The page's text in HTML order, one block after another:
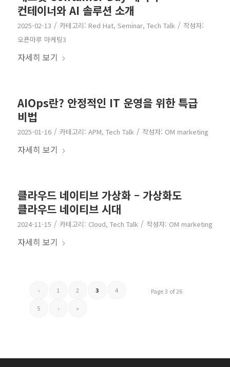
컨테이너와 AI 솔루션 소개
2025-02-13 / 카테고리: Red Hat, Seminar, Tech Talk / 작성자:
오픈마루 마케팅3
자세히 보기
AIOps란? 안정적인 IT 운영을 위한 특급
비법
2025-01-16 / 카테고리: APM, Tech Talk / 작성자: OM marketing
자세히 보기
클라우드 네이티브 가상화 – 가상화도
클라우드 네이티브 시대
2024-11-15 / 카테고리: Cloud, Tech Talk / 작성자: OM marketing
자세히 보기
Page 3 of 26
‹ 1 2 3 4
5 › »